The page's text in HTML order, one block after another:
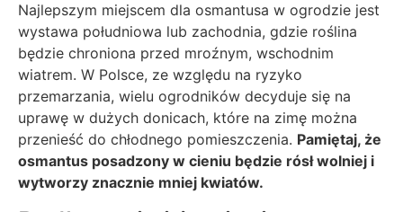
Najlepszym miejscem dla osmantusa w ogrodzie jest
wystawa południowa lub zachodnia, gdzie roślina
będzie chroniona przed mroźnym, wschodnim
wiatrem. W Polsce, ze względu na ryzyko
przemarzania, wielu ogrodników decyduje się na
uprawę w dużych donicach, które na zimę można
przenieść do chłodnego pomieszczenia. Pamiętaj, że
osmantus posadzony w cieniu będzie rósł wolniej i
wytworzy znacznie mniej kwiatów.